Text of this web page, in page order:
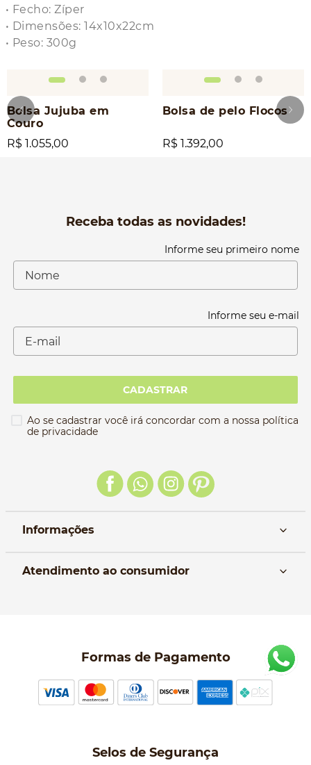
• Fecho: Zíper
• Dimensões: 14x10x22cm
• Peso: 300g
Bolsa Jujuba em
Couro
R$ 1.055,00
Bolsa de pelo Flocos
R$ 1.392,00
Receba todas as novidades!
Informe seu primeiro nome
Informe seu e-mail
CADASTRAR
Ao se cadastrar você irá concordar com a nossa política
de privacidade
Informações
Atendimento ao consumidor
Política de Privacidade
Perguntas frequentes
Formas de Pagamento
Selos de Segurança